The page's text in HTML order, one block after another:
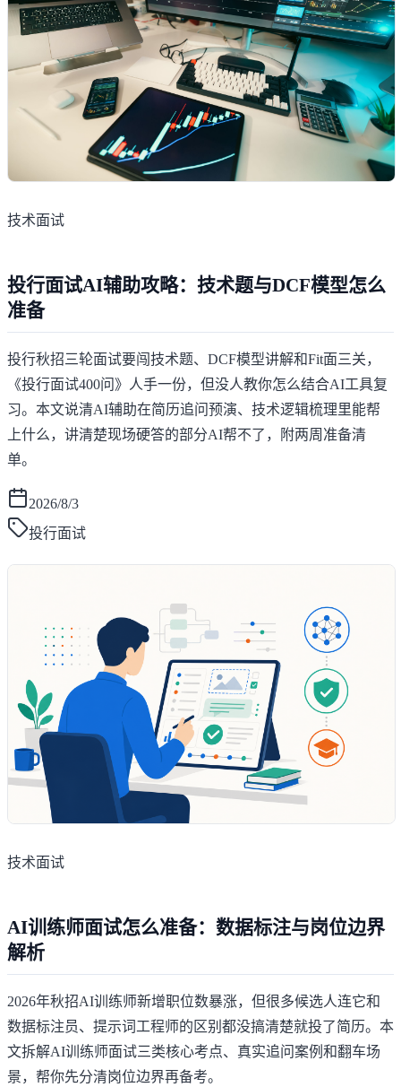
技术面试
投行面试AI辅助攻略：技术题与DCF模型怎么
准备
投行秋招三轮面试要闯技术题、DCF模型讲解和Fit面三关，
《投行面试400问》人手一份，但没人教你怎么结合AI工具复
习。本文说清AI辅助在简历追问预演、技术逻辑梳理里能帮
上什么，讲清楚现场硬答的部分AI帮不了，附两周准备清
单。
2026/8/3
投行面试
技术面试
AI训练师面试怎么准备：数据标注与岗位边界
解析
2026年秋招AI训练师新增职位数暴涨，但很多候选人连它和
数据标注员、提示词工程师的区别都没搞清楚就投了简历。本
文拆解AI训练师面试三类核心考点、真实追问案例和翻车场
景，帮你先分清岗位边界再备考。